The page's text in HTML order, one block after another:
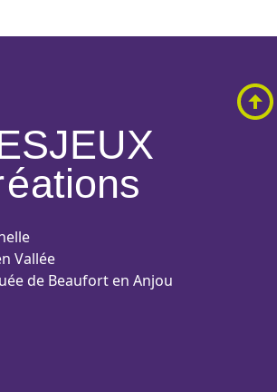
éations
Vallée
de Beaufort en Anjou